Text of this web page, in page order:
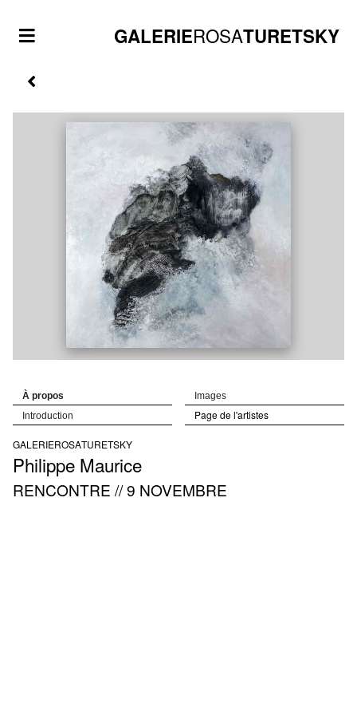
GALERIEROSATURETSKY
GALERIEROSATURETSKY
Philippe Maurice
RENCONTRE // 9 NOVEMBRE
À propos
Images
Introduction
Page de l'artistes